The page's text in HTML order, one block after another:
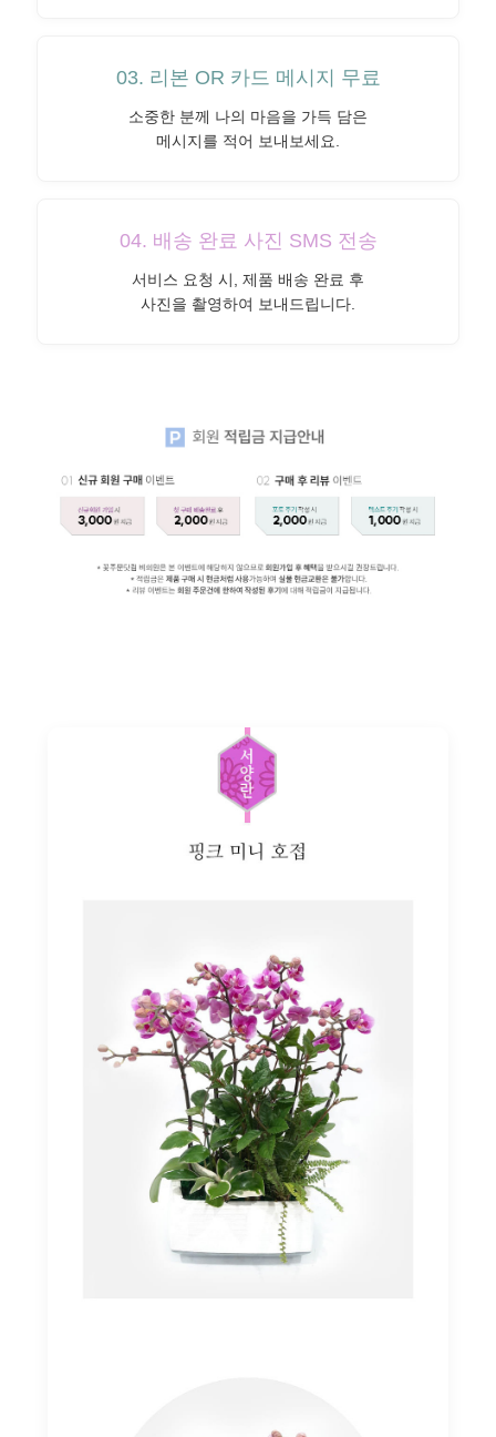
03. 리본 OR 카드 메시지 무료
소중한 분께 나의 마음을 가득 담은
메시지를 적어 보내보세요.
04. 배송 완료 사진 SMS 전송
서비스 요청 시, 제품 배송 완료 후
사진을 촬영하여 보내드립니다.